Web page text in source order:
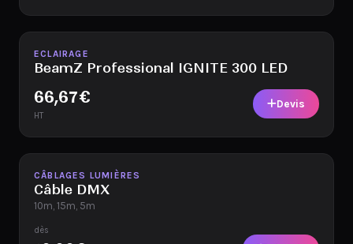
Disponible
ECLAIRAGE
BeamZ Professional IGNITE 300 LED
66,67€
HT
Devis
Disponible
CÂBLAGES LUMIÈRES
Câble DMX
10m, 15m, 5m
dès